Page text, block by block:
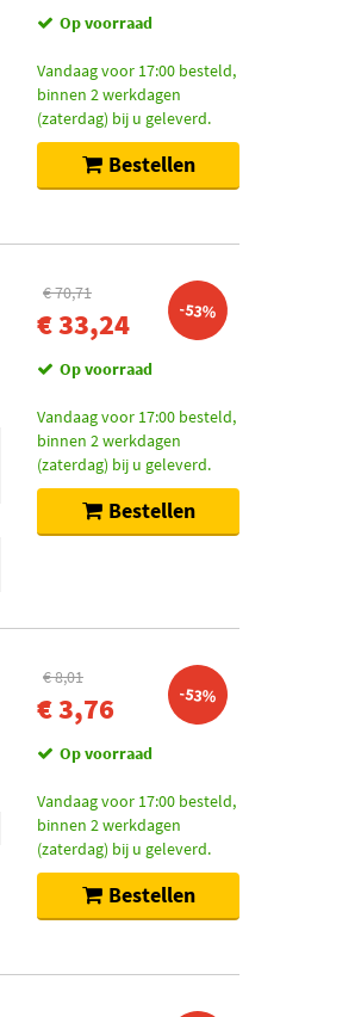
Op voorraad
Vandaag voor 17:00 besteld,
binnen 2 werkdagen
(zaterdag) bij u geleverd.
Bestellen
€ 70,71
€ 33,24 -53%
Op voorraad
Vandaag voor 17:00 besteld,
binnen 2 werkdagen
(zaterdag) bij u geleverd.
Bestellen
€ 8,01
€ 3,76 -53%
Op voorraad
Vandaag voor 17:00 besteld,
binnen 2 werkdagen
(zaterdag) bij u geleverd.
Bestellen